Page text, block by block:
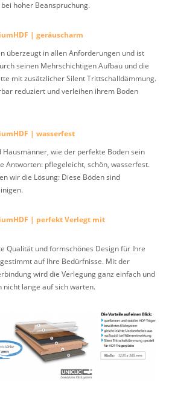
hoher Beanspruchung.
| geräuscharm
überzeugt in allen Anforderungen und ist
seinen Mehrschichtigen Aufbau und die
mit zusätzlicher Silent Trittschalldämmung.
reduziert und verleihen ihrem Boden
| wasserfest
Hausmänner, wie der perfekte Boden sein
Antworten: pflegeleicht, schön, wasserfest.
wir die Lösung: Diese Böden sind
| perfekt Verlegt mit
Qualität und formschönes Design für Ihre
auf Ihre Bedürfnisse. Mit der
wird die Verlegung ganz einfach und
nicht lange auf sich warten.